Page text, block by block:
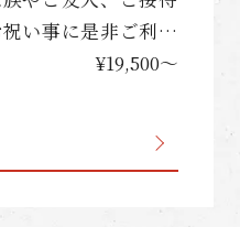
い事に是非ご利用
¥19,500〜